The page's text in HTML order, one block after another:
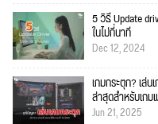
5 วิธี Update
ในไม่กี่นาที
Dec 12, 2024
เกมกระตุก? เล่
ล่าสุดสำหรับเกม
Jun 21, 2025